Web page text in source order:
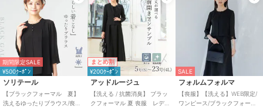
期間限定SALE
¥500ｸｰﾎﾟﾝ
ソリテール
【ブラックフォーマル 夏】
洗えるゆったりブラウス/喪服/
まとめ割
¥200ｸｰﾎﾟﾝ
アッドルージュ
【洗える / 抗菌消臭】 ブラッ
クフォーマル 夏 喪服 レディ
SALE
フォルムフォルマ
【喪服】【洗える】WEB限定/
ワンピース/ブラックフォーマ